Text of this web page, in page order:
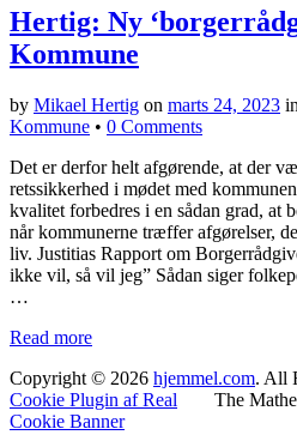
Hertig: Ny
Kommune
by Mikael Hertig on marts 24, 2023 in
Kommune • 0 Comments
Det er derfor helt afgørende, at der
retssikkerhed i mødet med
kvalitet forbedres i en sådan grad, at
når kommunerne træffer afgørelser,
liv. Justitias Rapport om
ikke vil, så vil jeg” Sådan siger
…
Read more
Copyright © 2026 hjemmel.com. All
The
Cookie Plugin af Real
Cookie Banner